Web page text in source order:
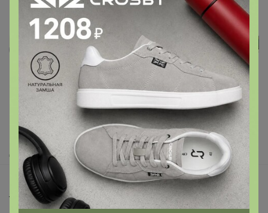
Реклама
Как здесь все устроено?
Как сделать заказ?
Как получить?
Доставка
Шоурумы
Торговые марки